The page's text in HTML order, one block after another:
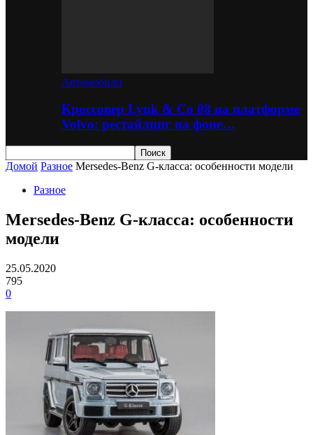
Автомобили
Кроссовер Lynk & Co 08 на платформе
Volvo: рестайлинг на фоне…
Домой Разное Mersedes-Benz G-класса: особенности модели
Разное
Mersedes-Benz G-класса: особенности
модели
25.05.2020
795
0